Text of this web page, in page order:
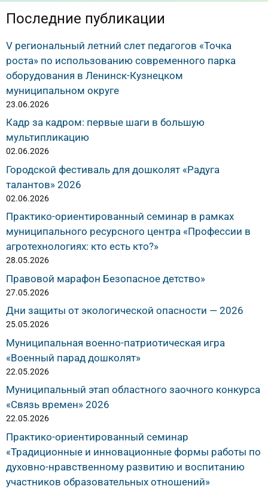
Последние публикации
V региональный летний слет педагогов «Точка
роста» по использованию современного парка
оборудования в Ленинск-Кузнецком
муниципальном округе
23.06.2026
Кадр за кадром: первые шаги в большую
мультипликацию
02.06.2026
Городской фестиваль для дошколят «Радуга
талантов» 2026
02.06.2026
Практико-ориентированный семинар в рамках
муниципального ресурсного центра «Профессии в
агротехнологиях: кто есть кто?»
28.05.2026
Правовой марафон Безопасное детство»
27.05.2026
Дни защиты от экологической опасности — 2026
25.05.2026
Муниципальная военно-патриотическая игра
«Военный парад дошколят»
22.05.2026
Муниципальный этап областного заочного конкурса
«Связь времен» 2026
22.05.2026
Практико-ориентированный семинар
«Традиционные и инновационные формы работы по
духовно-нравственному развитию и воспитанию
участников образовательных отношений»